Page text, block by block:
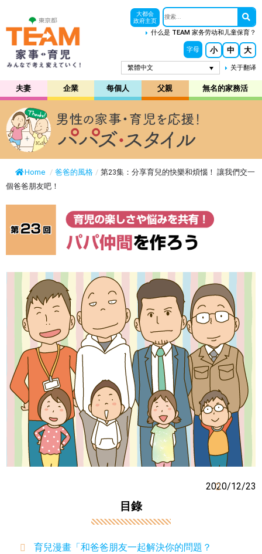
大都会
政府主页
什么是 TEAM 家务劳动和儿童保育？
字母 小 中 大
繁體中文 关于翻译
夫妻 企業 每個人 父親 無名的家務活
Home / 爸爸的風格 / 第23集：分享育兒的快樂和煩惱！ 讓我們交一
個爸爸朋友吧！
2020/12/23
目錄
育兒漫畫「和爸爸朋友一起解決你的問題？